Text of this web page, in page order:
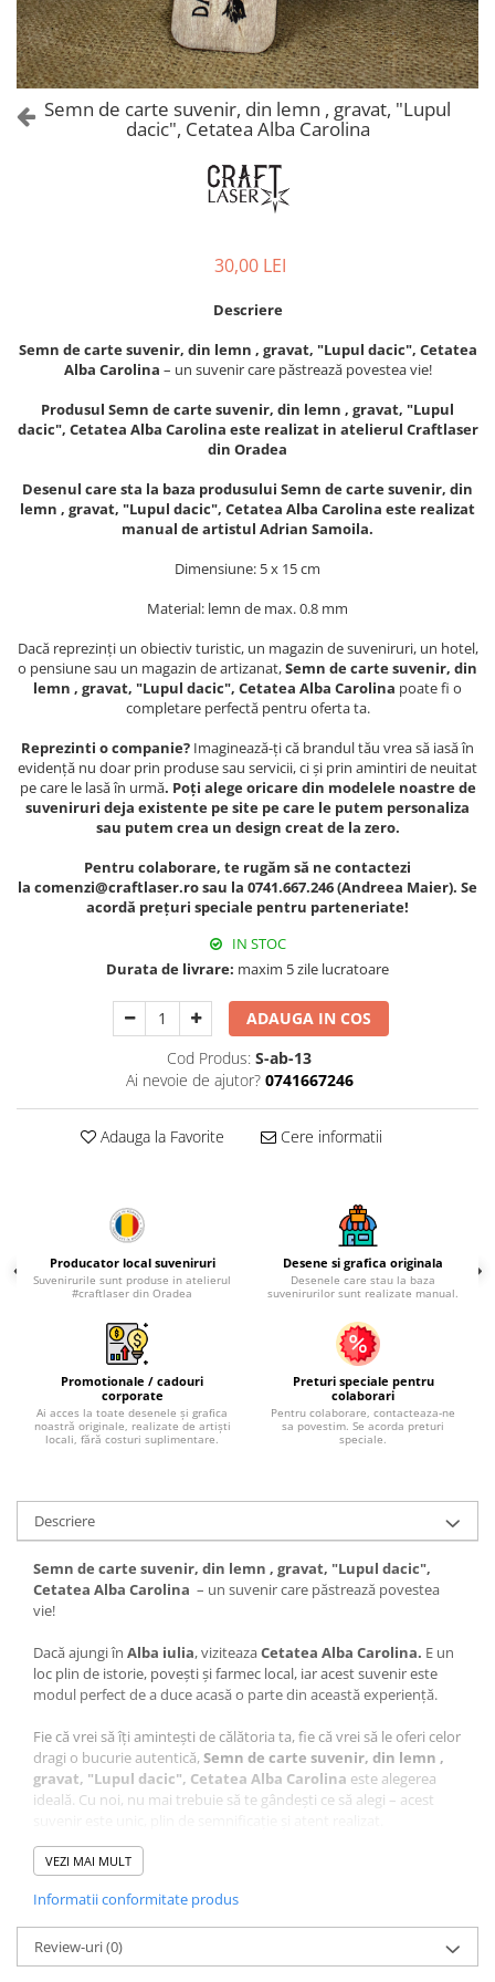
Castelul Peles
Cetatea Alba Carolina
Cetatea de Scaun a Sucevei
Cetatea Oradea
Bojdeuca "Ion Creanga", Iasi
Casa Junimii Iasi (Muzeul Vasile
Castelul Julia Hasdeu (Muzeul
Memorial B.P. Hasdeu)
Cazinoul Constanta
Nicolae Gane)
Muzeul de Arta Cluj Napoca
Muzeul National de Istorie a
Bucuresti
Cluj Napoca
Colonada Imperiala, Buzias
Maramures
Oradea
Sibiu
Palate si Curti Domnesti
Curtea Domneasca, Targoviste
Palatul Alexandru Ioan Cuza,
Cani suvenir
Colectia "Orase Medievale"
Colectia Semne de carte Suvenir
Semn de carte suvenir acuarela
Magneti de frigider din lemn,
gravati
Mitul Dracula
Personalitati istorice si culturale
Romania
Sacose bumbac
Suport pahare suvenir din pluta
Tablou suvenir
Tablouri acuarela
Tablouri gravate
Colectia "Belle Epoque"
Colectia "Visit Romania"
Colectia medievala
Semn de carte suvenir, din lemn , gravat, "Lupul
dacic", Cetatea Alba Carolina
30,00 LEI
Descriere
Semn de carte suvenir, din lemn , gravat, "Lupul dacic", Cetatea
Alba Carolina – un suvenir care păstrează povestea vie!
Produsul Semn de carte suvenir, din lemn , gravat, "Lupul
dacic", Cetatea Alba Carolina este realizat in atelierul Craftlaser
din Oradea
Desenul care sta la baza produsului Semn de carte suvenir, din
lemn , gravat, "Lupul dacic", Cetatea Alba Carolina este realizat
manual de artistul Adrian Samoila.
Dimensiune: 5 x 15 cm
Material: lemn de max. 0.8 mm
Dacă reprezinți un obiectiv turistic, un magazin de suveniruri, un hotel,
o pensiune sau un magazin de artizanat,Semn de carte suvenir, din
lemn , gravat, "Lupul dacic", Cetatea Alba Carolina poate fi o
completare perfectă pentru oferta ta.
Reprezinti o companie? Imaginează-ți că brandul tău vrea să iasă în
evidență nu doar prin produse sau servicii, ci și prin amintiri de neuitat
pe care le lasă în urmă. Poți alege oricare din modelele noastre de
suveniruri deja existente pe site pe care le putem personaliza
sau putem crea un design creat de la zero.
Pentru colaborare, te rugăm să ne contactezi
la comenzi@craftlaser.ro sau la 0741.667.246 (Andreea Maier). Se
acordă prețuri speciale pentru parteneriate!
IN STOC
Durata de livrare: maxim 5 zile lucratoare
ADAUGA IN COS
Cod Produs: S-ab-13
Ai nevoie de ajutor? 0741667246
Adauga la Favorite Cere informatii
Producator local suveniruri
Suvenirurile sunt produse in atelierul
#craftlaser din Oradea
Desene si grafica originala
Desenele care stau la baza
suvenirurilor sunt realizate manual.
Promotionale / cadouri
corporate
Ai acces la toate desenele și grafica
noastră originale, realizate de artiști
locali, fără costuri suplimentare.
Preturi speciale pentru
colaborari
Pentru colaborare, contacteaza-ne
sa povestim. Se acorda preturi
speciale.
Descriere
Semn de carte suvenir, din lemn , gravat, "Lupul dacic",
Cetatea Alba Carolina – un suvenir care păstrează povestea
vie!
Dacă ajungi în Alba iulia, viziteazaCetatea Alba Carolina. E un
loc plin de istorie, povești și farmec local, iar acest suvenir este
modul perfect de a duce acasă o parte din această experiență.
Fie că vrei să îți amintești de călătoria ta, fie că vrei să le oferi celor
dragi o bucurie autentică, Semn de carte suvenir, din lemn ,
gravat, "Lupul dacic", Cetatea Alba Carolina este alegerea
ideală. Cu noi, nu mai trebuie să te gândești ce să alegi – acest
Ce face acest suvenir special?
din Oradea, fiecare produs este lucrat cu grijă pentru a păstra
autenticitatea locului.
Artă personalizată
: Desenul care sta la baza acestui suvenir
este realizat manual de artistul Adrian Samoilă, aducând un
VEZI MAI MULT
Informatii conformitate produs
Review-uri(0)